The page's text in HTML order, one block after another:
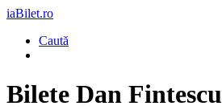
iaBilet.ro
Caută
Bilete Dan Fintescu